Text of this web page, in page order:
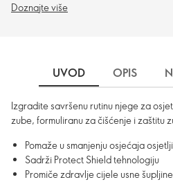
Doznajte više
UVOD OPIS
Izgradite savršenu rutinu njege za
zube, formuliranu za čišćenje i zaštitu
Pomaže u smanjenju osjećaja
Sadrži Protect Shield tehnologiju
Promiče zdravlje cijele usne šupljine